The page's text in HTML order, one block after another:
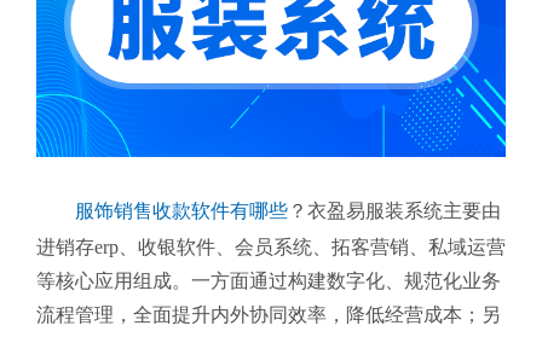
服饰销售收款软件有哪些 ？衣盈易服装系统主要由
进销存erp、收银软件、会员系统、拓客营销、私域运营
等核心应用组成。一方面通过构建数字化、规范化业务
流程管理，全面提升内外协同效率，降低经营成本；另